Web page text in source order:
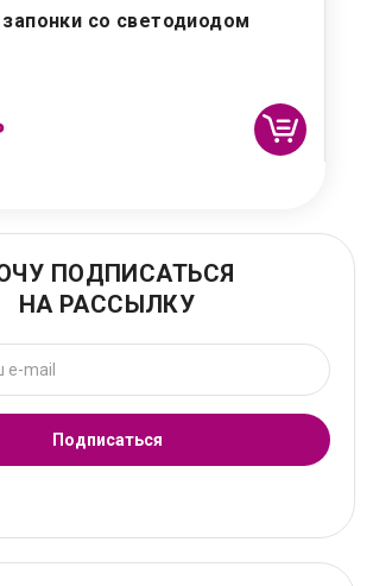
со светодиодом
ПОДПИСАТЬСЯ
НА РАССЫЛКУ
Подписаться